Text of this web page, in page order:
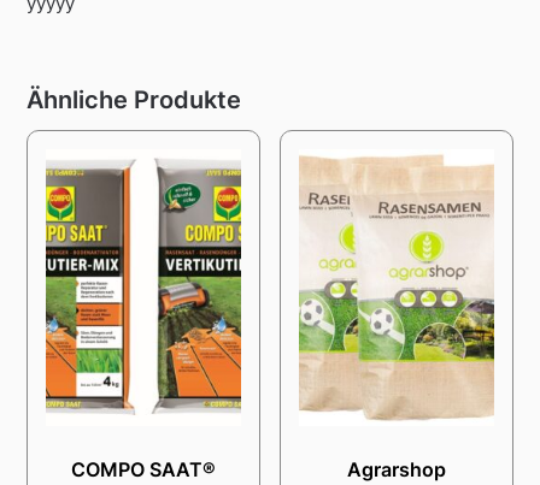
Ähnliche Produkte
COMPO SAAT®
Agrarshop